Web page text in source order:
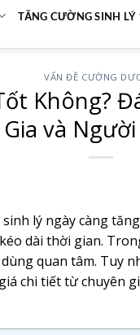
TĂNG CƯỜNG SINH LÝ
VẤN ĐỀ CƯỜNG
Không?
Gia và
lý ngày càng
dài thời gian.
quan tâm. Tuy
chi tiết từ chuyên